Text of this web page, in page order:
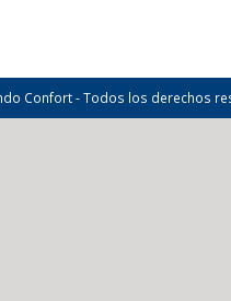
Confort - Todos los derechos